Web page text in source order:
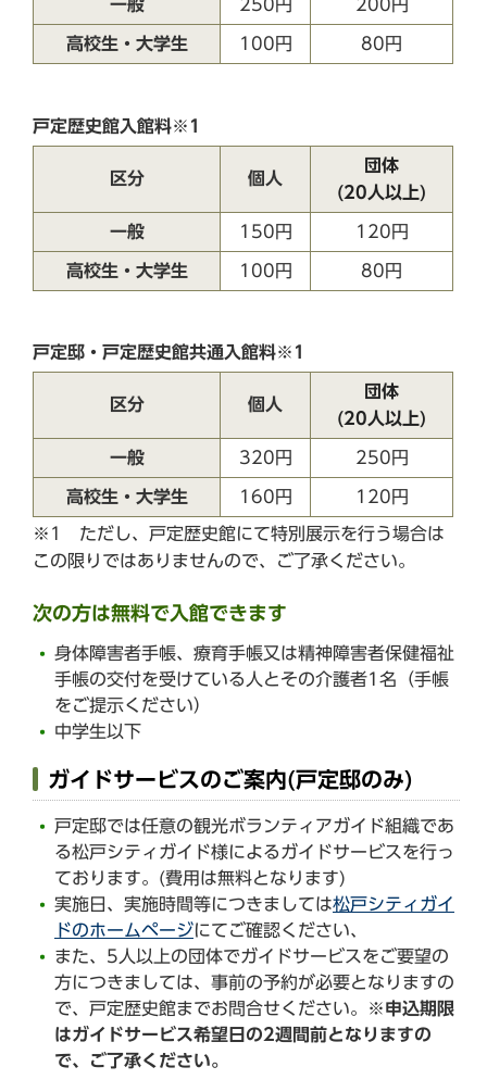
一般 250円 200円
高校生・大学生 100円 80円
戸定歴史館入館料※1
区分 個人
団体
(20人以上)
一般 150円 120円
高校生・大学生 100円 80円
戸定邸・戸定歴史館共通入館料※1
区分 個人
団体
(20人以上)
一般 320円 250円
高校生・大学生 160円 120円
※1 ただし、戸定歴史館にて特別展示を行う場合は
この限りではありませんので、ご了承ください。
次の方は無料で入館できます
身体障害者手帳、療育手帳又は精神障害者保健福祉
手帳の交付を受けている人とその介護者1名（手帳
をご提示ください）
中学生以下
ガイドサービスのご案内(戸定邸のみ)
戸定邸では任意の観光ボランティアガイド組織であ
る松戸シティガイド様によるガイドサービスを行っ
ております。(費用は無料となります)
実施日、実施時間等につきましては松戸シティガイ
ドのホームページにてご確認ください、
また、5人以上の団体でガイドサービスをご要望の
方につきましては、事前の予約が必要となりますの
で、戸定歴史館までお問合せください。
※申込期限
はガイドサービス希望日の2週間前となりますの
で、ご了承ください。